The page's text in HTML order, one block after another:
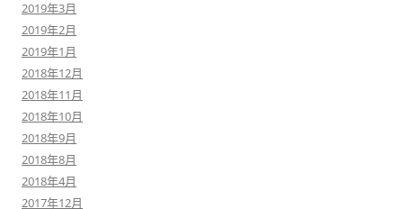
2019年3月
2019年2月
2019年1月
2018年12月
2018年11月
2018年10月
2018年9月
2018年8月
2018年4月
2017年12月